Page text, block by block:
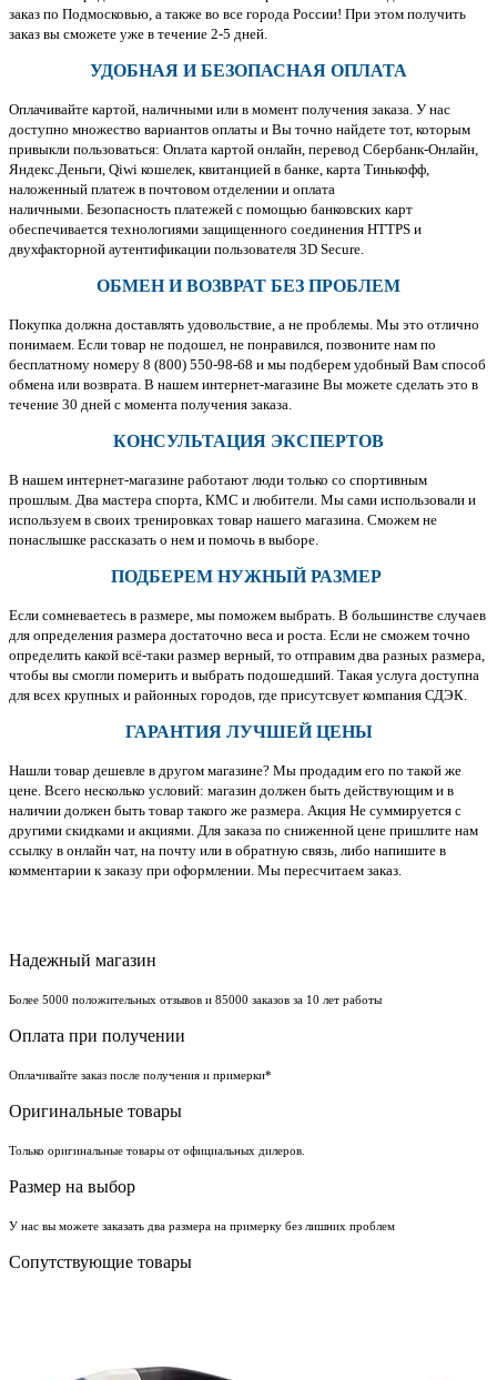
заказ по Подмосковью, а также во все города России! При этом получить
заказ вы сможете уже в течение 2-5 дней.
УДОБНАЯ И БЕЗОПАСНАЯ ОПЛАТА
Оплачивайте картой, наличными или в момент получения заказа. У нас
доступно множество вариантов оплаты и Вы точно найдете тот, которым
привыкли пользоваться: Оплата картой онлайн, перевод Сбербанк-Онлайн,
Яндекс.Деньги, Qiwi кошелек, квитанцией в банке, карта Тинькофф,
наложенный платеж в почтовом отделении и оплата
наличными. Безопасность платежей с помощью банковских карт
обеспечивается технологиями защищенного соединения HTTPS и
двухфакторной аутентификации пользователя 3D Secure.
ОБМЕН И ВОЗВРАТ БЕЗ ПРОБЛЕМ
Покупка должна доставлять удовольствие, а не проблемы. Мы это отлично
понимаем. Если товар не подошел, не понравился, позвоните нам по
бесплатному номеру 8 (800) 550-98-68 и мы подберем удобный Вам способ
обмена или возврата. В нашем интернет-магазине Вы можете сделать это в
течение 30 дней с момента получения заказа.
КОНСУЛЬТАЦИЯ ЭКСПЕРТОВ
В нашем интернет-магазине работают люди только со спортивным
прошлым. Два мастера спорта, КМС и любители. Мы сами использовали и
используем в своих тренировках товар нашего магазина. Сможем не
понаслышке рассказать о нем и помочь в выборе.
ПОДБЕРЕМ НУЖНЫЙ РАЗМЕР
Если сомневаетесь в размере, мы поможем выбрать. В большинстве случаев
для определения размера достаточно веса и роста. Если не сможем точно
определить какой всё-таки размер верный, то отправим два разных размера,
чтобы вы смогли померить и выбрать подошедший. Такая услуга доступна
для всех крупных и районных городов, где присутсвует компания СДЭК.
ГАРАНТИЯ ЛУЧШЕЙ ЦЕНЫ
Нашли товар дешевле в другом магазине? Мы продадим его по такой же
цене. Всего несколько условий: магазин должен быть действующим и в
наличии должен быть товар такого же размера. Акция Не суммируется с
другими скидками и акциями. Для заказа по сниженной цене пришлите нам
ссылку в онлайн чат, на почту или в обратную связь, либо напишите в
комментарии к заказу при оформлении. Мы пересчитаем заказ.
Надежный магазин
Более 5000 положительных отзывов и 85000 заказов за 10 лет работы
Оплата при получении
Оплачивайте заказ после получения и примерки*
Оригинальные товары
Только оригинальные товары от официальных дилеров.
Размер на выбор
У нас вы можете заказать два размера на примерку без лишних проблем
Сопутствующие товары